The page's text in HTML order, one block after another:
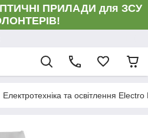
ПРИЛАДИ для ЗСУ
Електротехніка та освітлення